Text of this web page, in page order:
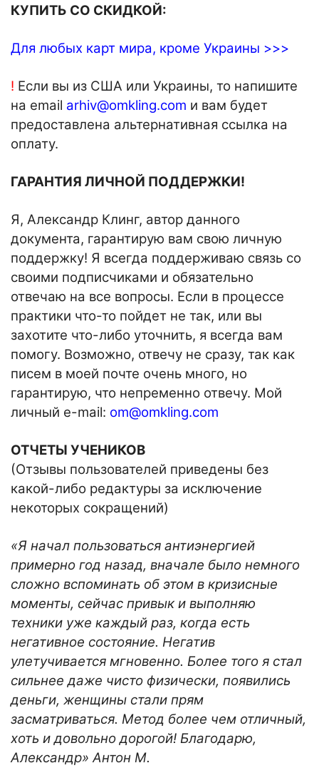
КУПИТЬ СО СКИДКОЙ:
Для любых карт мира, кроме Украины >>>
! Если вы из США или Украины, то напишите
на email arhiv@omkling.com и вам будет
предоставлена альтернативная ссылка на
оплату.
ГАРАНТИЯ ЛИЧНОЙ ПОДДЕРЖКИ!
Я, Александр Клинг, автор данного
документа, гарантирую вам свою личную
поддержку! Я всегда поддерживаю связь со
своими подписчиками и обязательно
отвечаю на все вопросы. Если в процессе
практики что-то пойдет не так, или вы
захотите что-либо уточнить, я всегда вам
помогу. Возможно, отвечу не сразу, так как
писем в моей почте очень много, но
гарантирую, что непременно отвечу. Мой
личный e-mail: om@omkling.com
ОТЧЕТЫ УЧЕНИКОВ
(Отзывы пользователей приведены без
какой-либо редактуры за исключение
некоторых сокращений)
«Я начал пользоваться антиэнергией
примерно год назад, вначале было немного
сложно вспоминать об этом в кризисные
моменты, сейчас привык и выполняю
техники уже каждый раз, когда есть
негативное состояние. Негатив
улетучивается мгновенно. Более того я стал
сильнее даже чисто физически, появились
деньги, женщины стали прям
засматриваться. Метод более чем отличный,
хоть и довольно дорогой! Благодарю,
Александр» Антон М.